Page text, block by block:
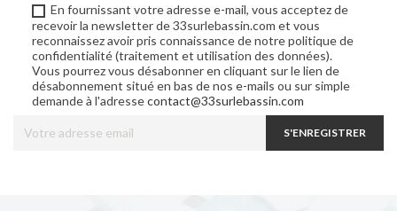
En fournissant votre adresse e-mail, vous acceptez de
recevoir la newsletter de 33surlebassin.com et vous
reconnaissez avoir pris connaissance de notre politique de
confidentialité (traitement et utilisation des données).
Vous pourrez vous désabonner en cliquant sur le lien de
désabonnement situé en bas de nos e-mails ou sur simple
demande à l'adressecontact@33surlebassin.com
S'ENREGISTRER